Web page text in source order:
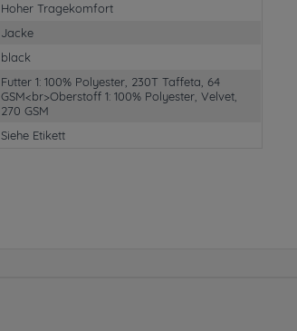
Hoher Tragekomfort
Jacke
black
Futter 1: 100% Polyester, 230T Taffeta, 64
GSM<br>Oberstoff 1: 100% Polyester, Velvet,
270 GSM
Siehe Etikett